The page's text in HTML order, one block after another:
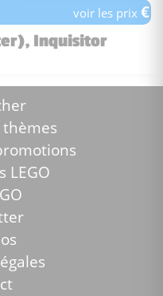
voir les prix€
Inquisitor
LEGO